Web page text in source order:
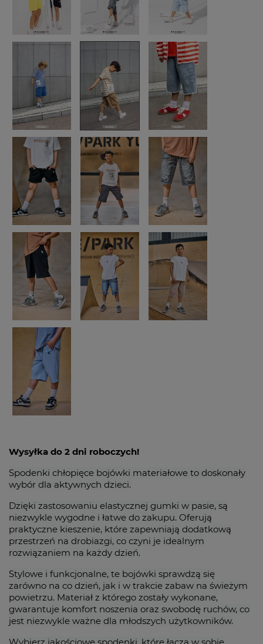
Wysyłka do 2 dni roboczych!
Spodenki chłopięce bojówki materiałowe to doskonały
wybór dla aktywnych dzieci.
Dzięki zastosowaniu elastycznej gumki w pasie, są
niezwykle wygodne i łatwe do zakupu. Oferują
praktyczne kieszenie, które zapewniają dodatkową
przestrzeń na drobiazgi, co czyni je idealnym
rozwiązaniem na każdy dzień.
Stylowe i funkcjonalne, te bojówki sprawdzą się
zarówno na co dzień, jak i w trakcie zabaw na świeżym
powietrzu. Materiał z którego zostały wykonane,
gwarantuje komfort noszenia oraz swobodę ruchów, co
jest niezwykle ważne dla młodszych użytkowników.
Wybierz jakościowe spodenki, które łączą w sobie